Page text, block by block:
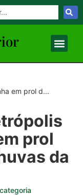
r
em prol d...
prol
da